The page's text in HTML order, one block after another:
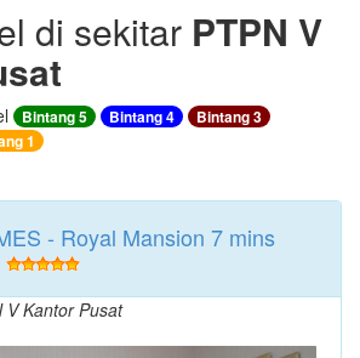
di sekitar PTPN V
Bintang 5 Bintang 4
Bintang 3
1
- Royal Mansion 7 mins
Kantor Pusat